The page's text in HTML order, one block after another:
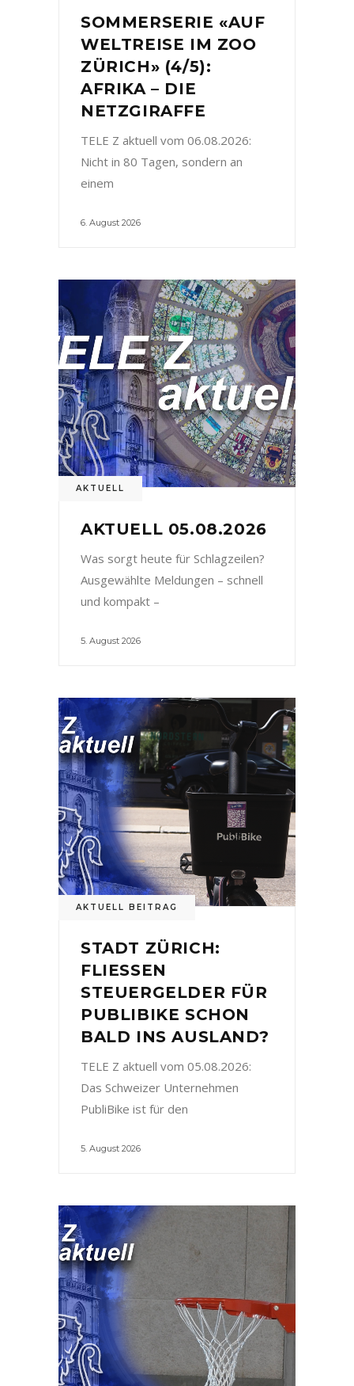
SOMMERSERIE «AUF
WELTREISE IM ZOO
ZÜRICH» (4/5):
AFRIKA – DIE
NETZGIRAFFE
TELE Z aktuell vom 06.08.2026:
Nicht in 80 Tagen, sondern an
einem
6. August 2026
AKTUELL
AKTUELL 05.08.2026
Was sorgt heute für Schlagzeilen?
Ausgewählte Meldungen – schnell
und kompakt –
5. August 2026
AKTUELL BEITRAG
STADT ZÜRICH:
FLIESSEN
STEUERGELDER FÜR
PUBLIBIKE SCHON
BALD INS AUSLAND?
TELE Z aktuell vom 05.08.2026:
Das Schweizer Unternehmen
PubliBike ist für den
5. August 2026